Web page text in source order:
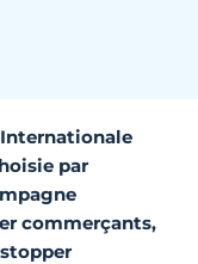
Internationale
par
commerçants,